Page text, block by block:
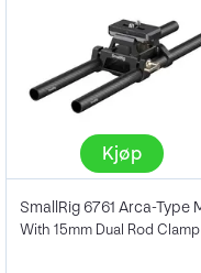
Kjøp
With 15mm Dual Rod Clamp